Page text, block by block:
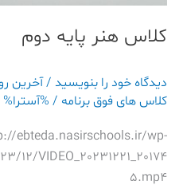
کلاس هنر پایه دوم
دیدگاه‌ خود را بنویسید /آخرین
کلاس های فوق برنامه / %آسترا%
ebteda.nasirschools.ir/wp-
12/VIDEO_20231221_20174
5.mp4